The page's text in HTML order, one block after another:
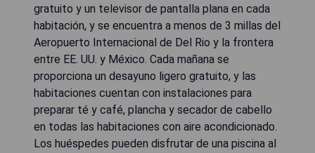
gratuito y un televisor de pantalla plana en cada
habitación, y se encuentra a menos de 3 millas del
Aeropuerto Internacional de Del Rio y la frontera
entre EE. UU. y México. Cada mañana se
proporciona un desayuno ligero gratuito, y las
habitaciones cuentan con instalaciones para
preparar té y café, plancha y secador de cabello
en todas las habitaciones con aire acondicionado.
Los huéspedes pueden disfrutar de una piscina al